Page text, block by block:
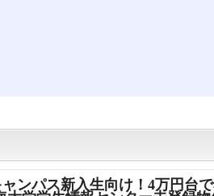
ンパス新入生向け！4万円台